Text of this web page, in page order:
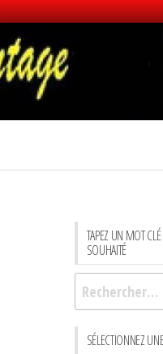
TAPEZ UN MOT CLÉ
SOUHAITÉ
Rechercher :
SÉLECTIONNEZ